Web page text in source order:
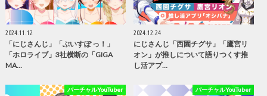
2024.11.12
「にじさんじ」「ぶいすぽ っ！」
「ホロライブ」3社横断の「GIGA
MA…
2024.12.24
にじさんじ「西園チグサ」「鷹宮リ
オン」が推しについて語りつくす推
し活アプ…
バーチャルYouTuber バーチャルYouTuber